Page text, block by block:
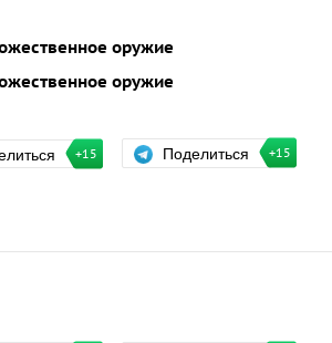
оружие
оружие
+15 Поделиться +15